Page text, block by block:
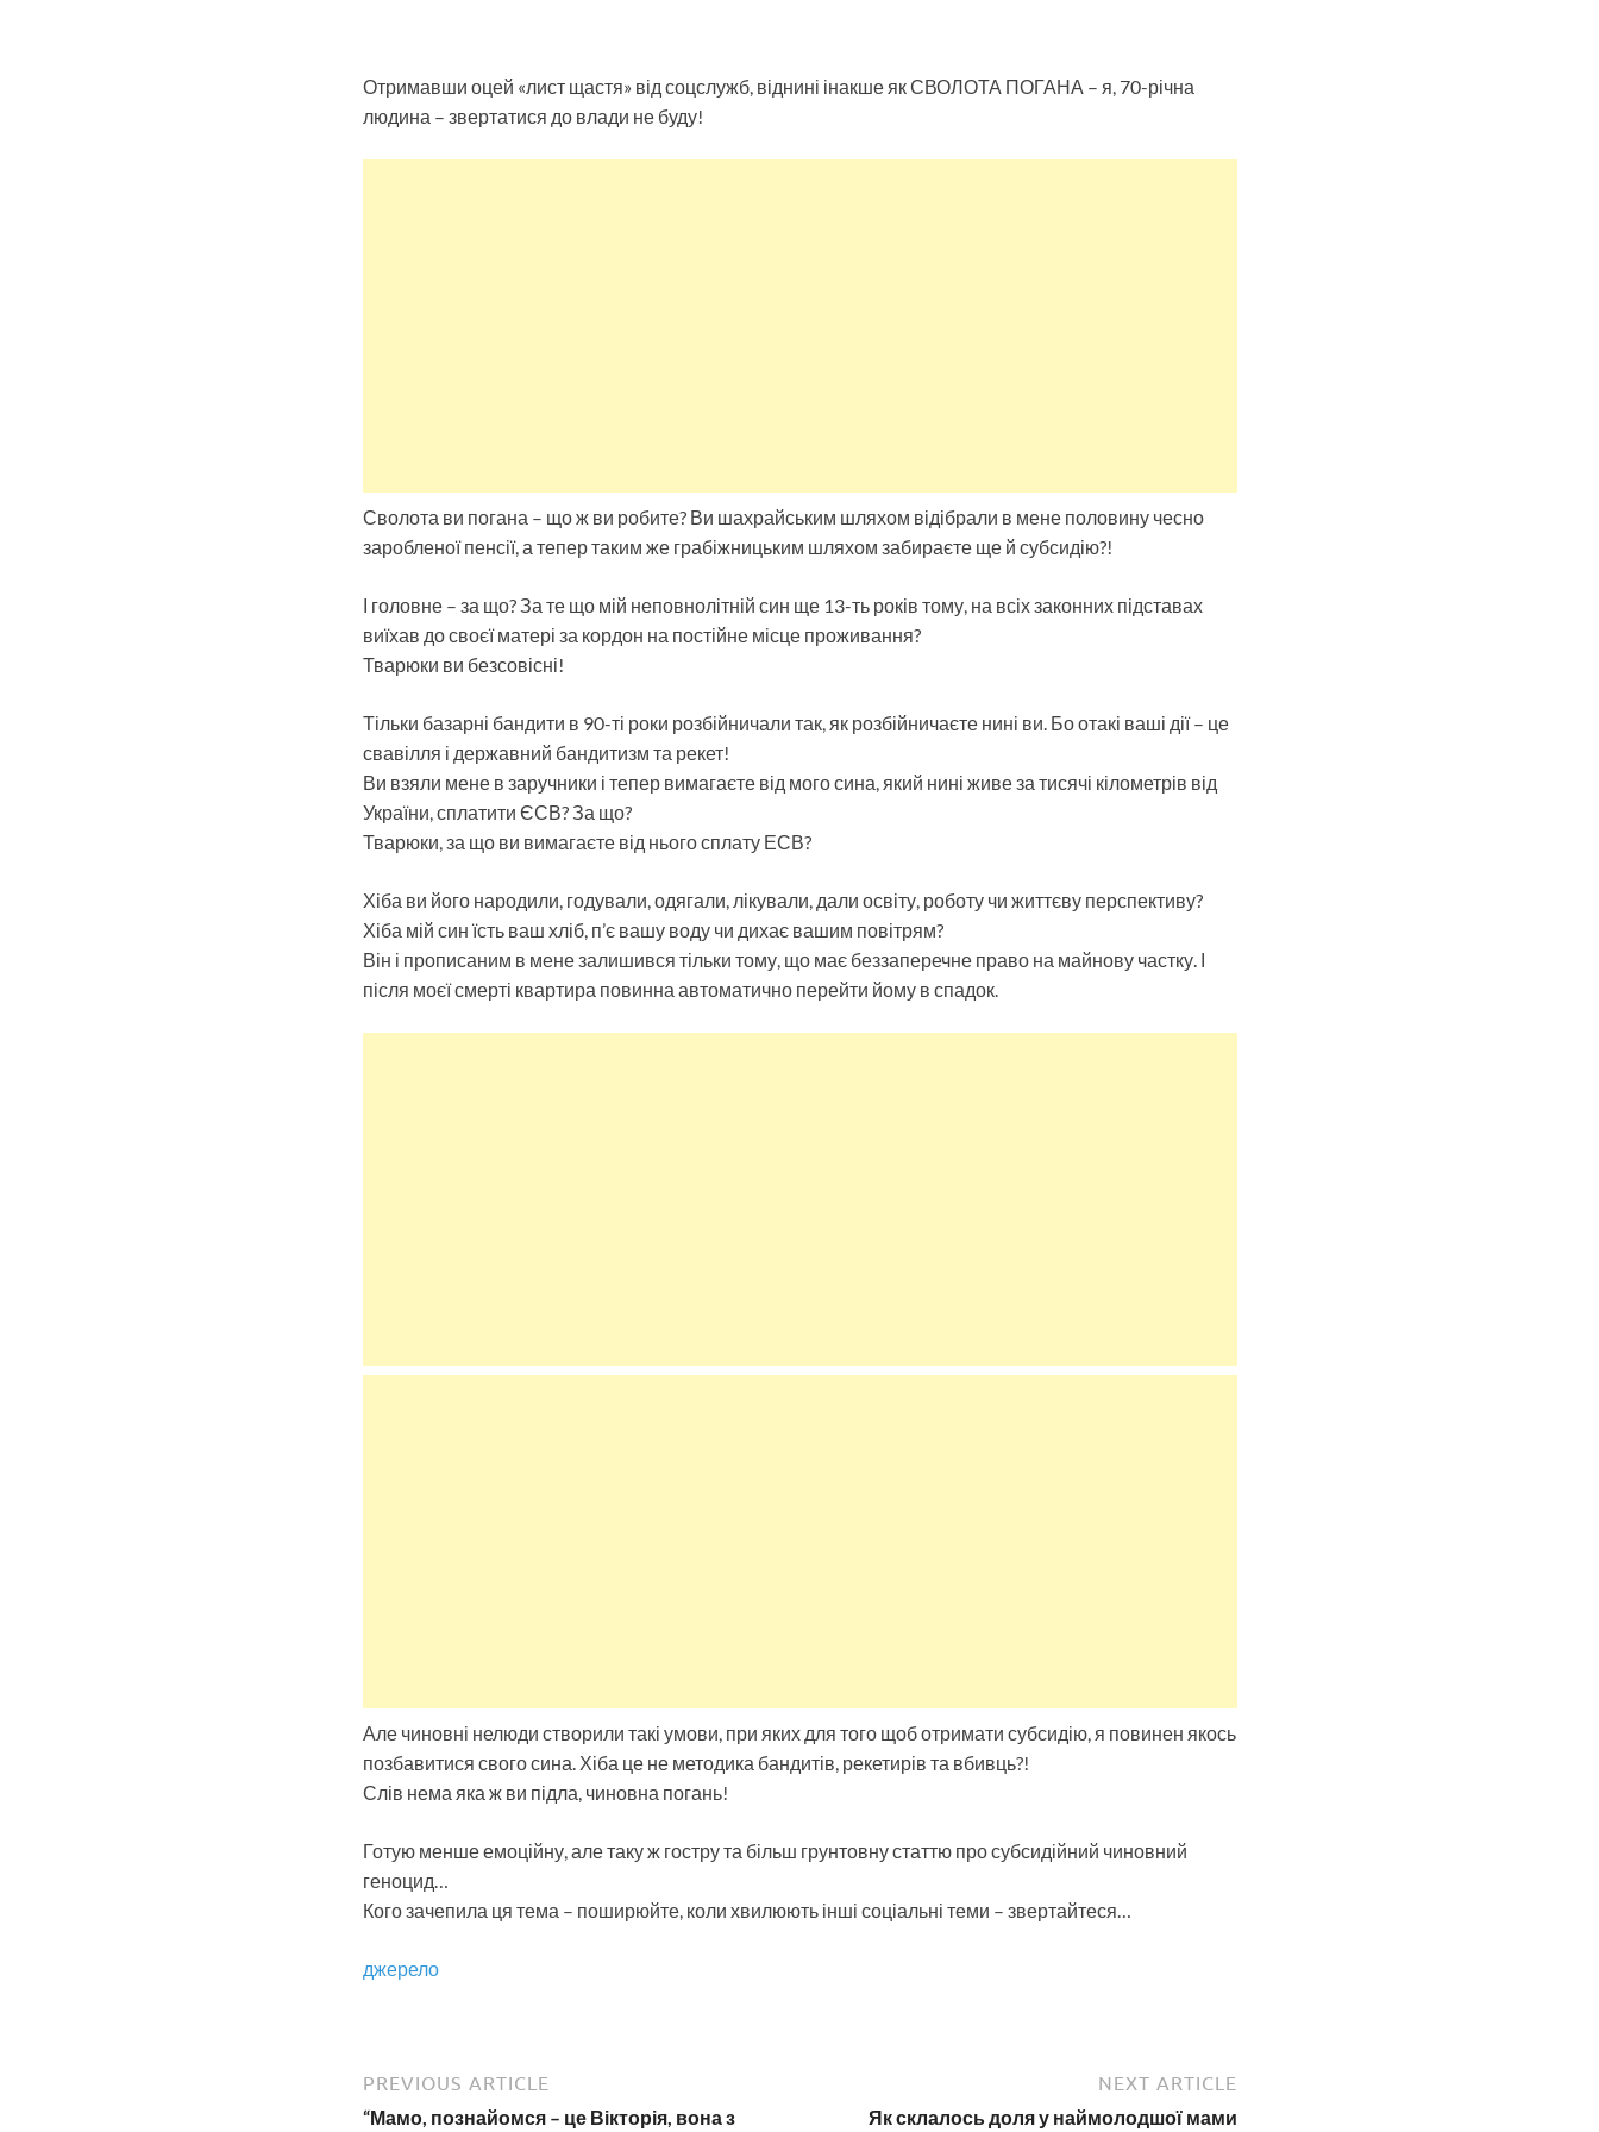
Отримавши оцей «лист щастя» від соцслужб, віднині інакше як СВОЛОТА ПОГАНА – я, 70-річна
людина – звертатися до влади не буду!
Сволота ви погана – що ж ви робите? Ви шахрайським шляхом відібрали в мене половину чесно
заробленої пенсії, а тепер таким же грабіжницьким шляхом забираєте ще й субсидію?!
І головне – за що? За те що мій неповнолітній син ще 13-ть років тому, на всіх законних підставах
виїхав до своєї матері за кордон на постійне місце проживання?
Тварюки ви безсовісні!
Тільки базарні бандити в 90-ті роки розбійничали так, як розбійничаєте нині ви. Бо отакі ваші дії – це
свавілля і державний бандитизм та рекет!
Ви взяли мене в заручники і тепер вимагаєте від мого сина, який нині живе за тисячі кілометрів від
України, сплатити ЄСВ? За що?
Тварюки, за що ви вимагаєте від нього сплату ЕСВ?
Хіба ви його народили, годували, одягали, лікували, дали освіту, роботу чи життєву перспективу?
Хіба мій син їсть ваш хліб, п’є вашу воду чи дихає вашим повітрям?
Він і прописаним в мене залишився тільки тому, що має беззаперечне право на майнову частку. І
після моєї смерті квартира повинна автоматично перейти йому в спадок.
Але чиновні нелюди створили такі умови, при яких для того щоб отримати субсидію, я повинен якось
позбавитися свого сина. Хіба це не методика бандитів, рекетирів та вбивць?!
Слів нема яка ж ви підла, чиновна погань!
Готую менше емоційну, але таку ж гостру та більш грунтовну статтю про субсидійний чиновний
геноцид…
Кого зачепила ця тема – поширюйте, коли хвилюють інші соціальні теми – звертайтеся…
джерело
PREVIOUS ARTICLE
“Мамо, познайомся – це Вікторія, вона з
NEXT ARTICLE
Як склалось доля у наймолодшої мами